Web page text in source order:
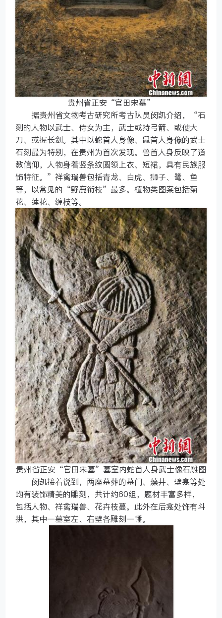
贵州省正安“官田宋墓”
据贵州省文物考古研究所考古队员闵凯介绍，“石
刻的人物以武士、侍女为主，武士或持弓箭、或使大
刀、或握长剑。其中以蛇首人身像、鼠首人身像的武士
石刻最为特别，在贵州为首次发现。兽首人身反映了道
教信仰，人物身着竖条纹圆领上衣、短裙，具有民族服
饰特征。”祥禽瑞兽包括青龙、白虎、狮子、鹭、鱼
等，以常见的“野鹿衔枝”最多。植物类图案包括菊
花、莲花、缠枝等。
贵州省正安“官田宋墓”墓室内蛇首人身武士像石雕图
闵凯接着说到，两座墓葬的墓门、藻井、壁龛等处
均有装饰精美的雕刻，共计约60组，题材丰富多样，
包括人物、祥禽瑞兽、花卉枝蔓。此外在后龛处饰有斗
拱，其中一墓室左、右壁各雕刻一幡。